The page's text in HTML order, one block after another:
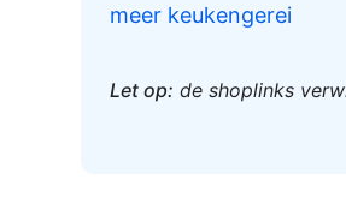
meer keukengerei
Let op: de shoplinks